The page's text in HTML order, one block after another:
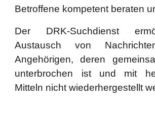
Betroffene kompetent beraten
Der DRK-Suchdienst
Austausch von
Angehörigen, deren
unterbrochen ist und mit
Mitteln nicht wiederhergestellt